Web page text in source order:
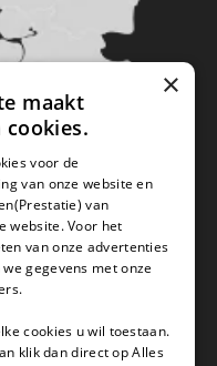
×
maakt
cookies.
voor de
van onze website en
van
website. Voor het
van onze advertenties
gegevens met onze
cookies u wil toestaan.
klik dan direct op Alles